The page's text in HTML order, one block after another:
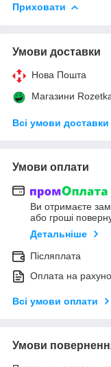
Приховати
Умови доставки
Нова Пошта
Магазини
Всі умови доставки
Умови оплати
Ви отримаєте
або гроші
Детальніше
Післяплата
Оплата на
Всі умови оплати
Умови